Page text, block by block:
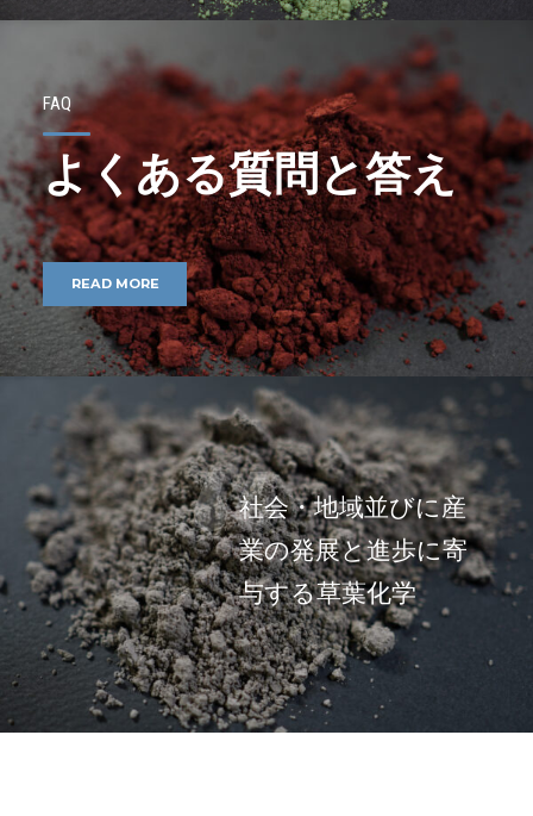
FAQ
よくある質問と答え
READ MORE
社会・地域並びに産
業の発展と進歩に寄
与する草葉化学